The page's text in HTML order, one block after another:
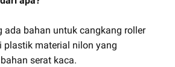
ada bahan untuk cangkang roller
plastik material nilon yang
serat kaca.